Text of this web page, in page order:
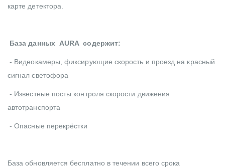
карте детектора.
База данных AURA содержит:
- Видеокамеры, фиксирующие скорость и проезд на красный
сигнал светофора
- Известные посты контроля скорости движения
автотранспорта
- Опасные перекрёстки
База обновляется бесплатно в течении всего срока